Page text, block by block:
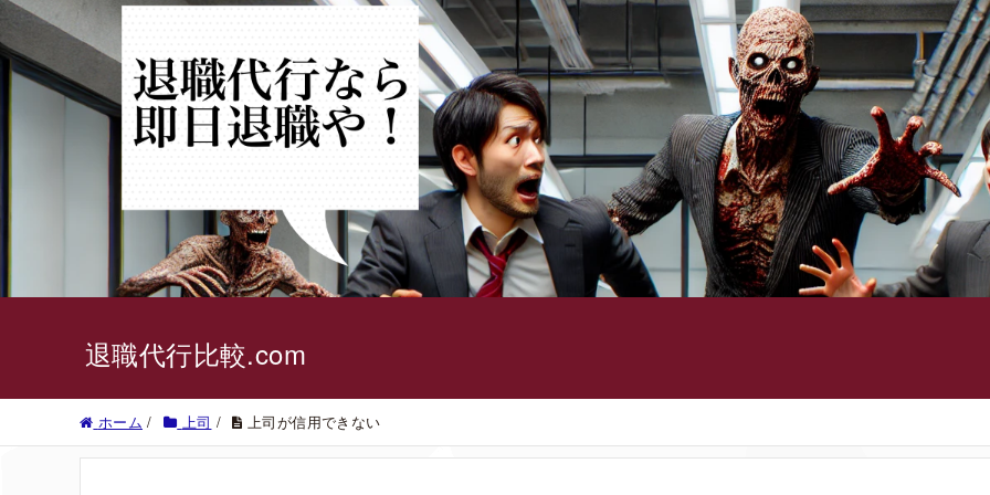
退職代行比較.com
ホーム / 上司 / 上司が信用できない